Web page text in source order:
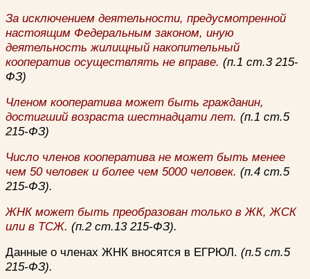
За исключением деятельности, предусмотренной
настоящим Федеральным законом, иную
деятельность жилищный накопительный
кооператив осуществлять не вправе. (п.1 ст.3 215-
ФЗ)
Членом кооператива может быть гражданин,
достигший возраста шестнадцати лет. (п.1 ст.5
215-ФЗ)
Число членов кооператива не может быть менее
чем 50 человек и более чем 5000 человек. (п.4 ст.5
215-ФЗ).
ЖНК может быть преобразован только в ЖК, ЖСК
или в ТСЖ. (п.2 ст.13 215-ФЗ).
Данные о членах ЖНК вносятся в ЕГРЮЛ. (п.5 ст.5
215-ФЗ).